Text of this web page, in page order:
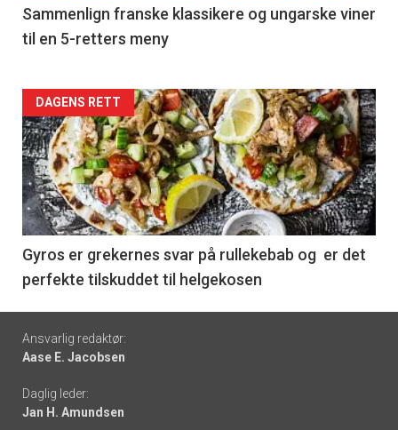
5
Sammenlign franske klassikere og ungarske viner
til en 5-retters meny
Forsiden
akkurat
nå
-
6
DAGENS RETT
Gyros er grekernes svar på rullekebab og er det
perfekte tilskuddet til helgekosen
Footer
-
links
Ansvarlig redaktør:
Aase E. Jacobsen
Daglig leder:
Jan H. Amundsen